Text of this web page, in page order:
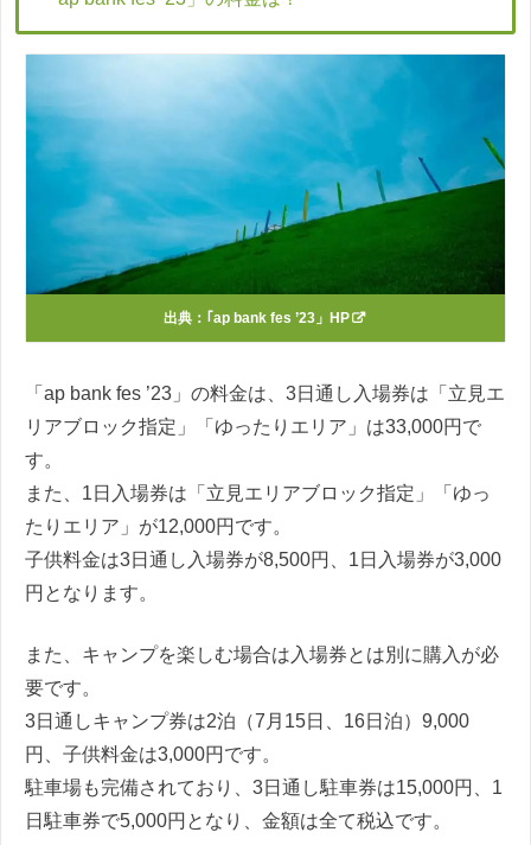
出典： ｢ap bank fes ’23」HP
「ap bank fes ’23」の料金は、3日通し入場券は「立見エ
リアブロック指定」「ゆったりエリア」は33,000円で
す。
また、1日入場券は「立見エリアブロック指定」「ゆっ
たりエリア」が12,000円です。
子供料金は3日通し入場券が8,500円、1日入場券が3,000
円となります。
また、キャンプを楽しむ場合は入場券とは別に購入が必
要です。
3日通しキャンプ券は2泊（7月15日、16日泊）9,000
円、子供料金は3,000円です。
駐車場も完備されており、3日通し駐車券は15,000円、1
日駐車券で5,000円となり、金額は全て税込です。